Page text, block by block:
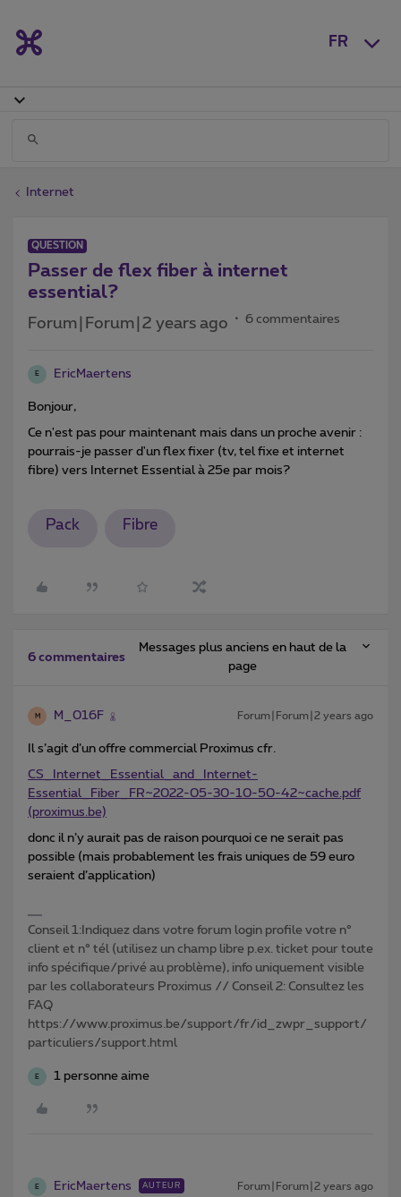
FR
Internet
QUESTION
Passer de flex fiber à internet
essential?
Forum|Forum|2 years ago 6 commentaires
E EricMaertens
Bonjour,
Ce n'est pas pour maintenant mais dans un proche avenir :
pourrais-je passer d'un flex fixer (tv, tel fixe et internet
fibre) vers Internet Essential à 25e par mois?
Pack Fibre
6 commentaires
Messages plus anciens en haut de la
page
M M_016F Forum|Forum|2 years ago
Il s’agit d’un offre commercial Proximus cfr.
CS_Internet_Essential_and_Internet-
Essential_Fiber_FR~2022-05-30-10-50-42~cache.pdf
(proximus.be)
donc il n’y aurait pas de raison pourquoi ce ne serait pas
possible (mais probablement les frais uniques de 59 euro
seraient d’application)
Conseil 1:Indiquez dans votre forum login profile votre n°
client et n° tél (utilisez un champ libre p.ex. ticket pour toute
info spécifique/privé au problème), info uniquement visible
par les collaborateurs Proximus // Conseil 2: Consultez les
FAQ
https://www.proximus.be/support/fr/id_zwpr_support/
particuliers/support.html
E 1 personne aime
E EricMaertens AUTEUR Forum|Forum|2 years ago